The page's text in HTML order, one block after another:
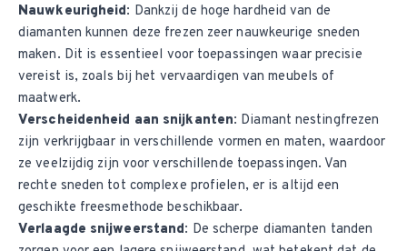
Nauwkeurigheid: Dankzij de hoge hardheid van de
diamanten kunnen deze frezen zeer nauwkeurige sneden
maken. Dit is essentieel voor toepassingen waar precisie
vereist is, zoals bij het vervaardigen van meubels of
maatwerk.
Verscheidenheid aan snijkanten: Diamant nestingfrezen
zijn verkrijgbaar in verschillende vormen en maten, waardoor
ze veelzijdig zijn voor verschillende toepassingen. Van
rechte sneden tot complexe profielen, er is altijd een
geschikte freesmethode beschikbaar.
Verlaagde snijweerstand: De scherpe diamanten tanden